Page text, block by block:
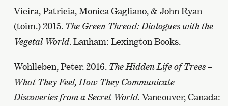
Vieira, Patricia, Monica Gagliano, & John Ryan
(toim.) 2015. The Green Thread: Dialogues with the
Vegetal World. Lanham: Lexington Books.
Wohlleben, Peter. 2016. The Hidden Life of Trees –
What They Feel, How They Communicate –
Discoveries from a Secret World. Vancouver, Canada: